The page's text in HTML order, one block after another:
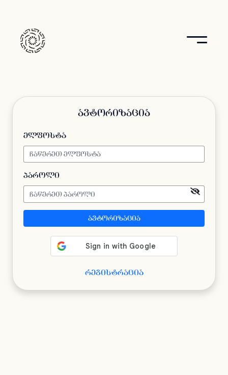
ავტორიზაცია
ელფოსტა
პაროლი
ავტორიზაცია
რეგისტრაცია